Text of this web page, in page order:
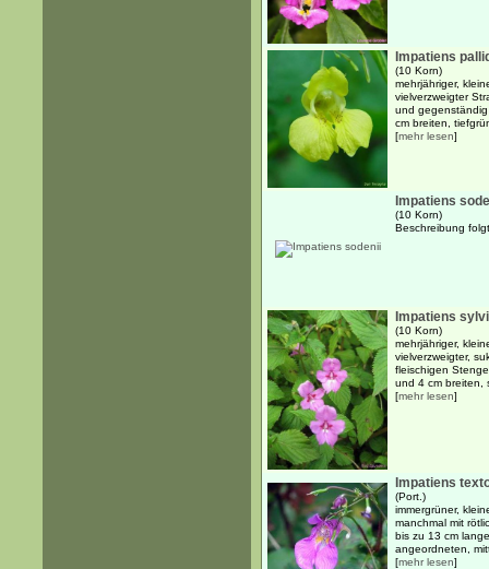
Impatiens
(10 Korn)
mehrjähriger,
vielverzweigter
und
cm breiten,
[mehr lesen]
Impatiens
(10 Korn)
Beschreibung
Impatiens
(10 Korn)
mehrjähriger,
vielverzweigter,
fleischigen
und 4 cm breiten,
[mehr lesen]
Impatiens
(Port.)
immergrüner,
manchmal mit
bis zu 13 cm
angeordneten,
[mehr lesen]